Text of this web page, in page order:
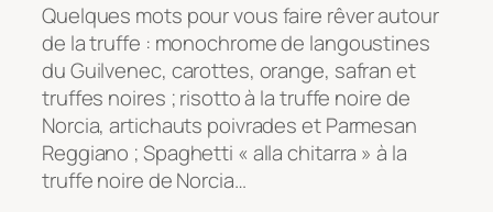
Quelques mots pour vous faire rêver autour
de la truffe : monochrome de langoustines
du Guilvenec, carottes, orange, safran et
truffes noires ; risotto à la truffe noire de
Norcia, artichauts poivrades et Parmesan
Reggiano ; Spaghetti « alla chitarra » à la
truffe noire de Norcia…